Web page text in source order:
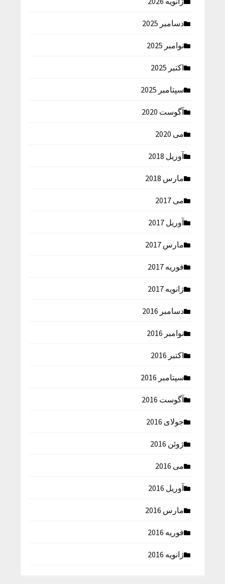
دسامبر 2025
نوامبر 2025
اکتبر 2025
سپتامبر 2025
آگوست 2020
می 2020
آوریل 2018
مارس 2018
می 2017
آوریل 2017
مارس 2017
فوریه 2017
ژانویه 2017
دسامبر 2016
نوامبر 2016
اکتبر 2016
سپتامبر 2016
آگوست 2016
جولای 2016
ژوئن 2016
می 2016
آوریل 2016
مارس 2016
فوریه 2016
ژانویه 2016